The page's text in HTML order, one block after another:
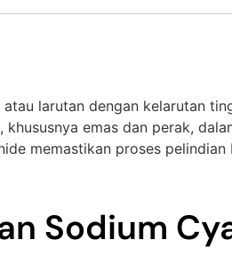
larutan dengan kelarutan
emas dan perak,
memastikan proses
Sodium